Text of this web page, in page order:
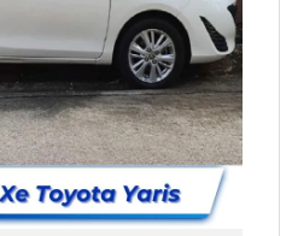
Yaris Tại TPHCM